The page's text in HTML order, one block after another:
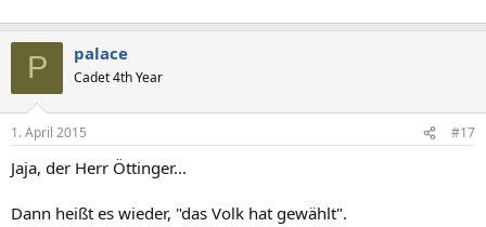
P palace
Cadet 4th Year
1. April 2015 #17
Jaja, der Herr Öttinger...
Dann heißt es wieder, "das Volk hat gewählt".